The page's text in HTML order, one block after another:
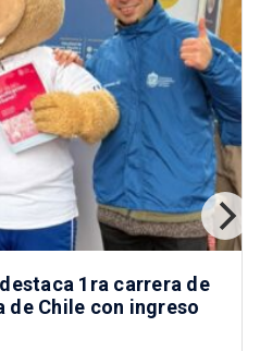
1ra carrera de
de Chile con ingreso